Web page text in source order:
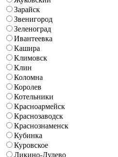
Зарайск
Звенигород
Зеленоград
Ивантеевка
Кашира
Климовск
Клин
Коломна
Королев
Котельники
Красноармейск
Краснозаводск
Краснознаменск
Кубинка
Куровское
Ликино-Дулево